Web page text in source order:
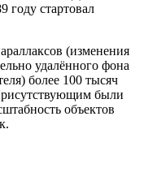
году стартовал
(изменения
удалённого фона
более 100 тысяч
были
объектов